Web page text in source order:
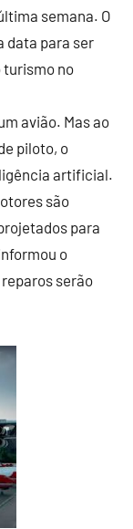
semana. O
data para ser
turismo no
avião. Mas ao
piloto, o
artificial.
são
para
o
serão